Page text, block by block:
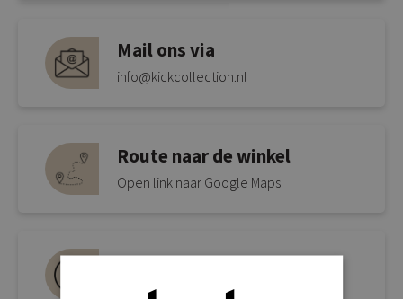
Mail ons via
info@kickcollection.nl
Route naar de winkel
Open link naar Google Maps
Bel ons 0180-660999
Spreek een medewerker